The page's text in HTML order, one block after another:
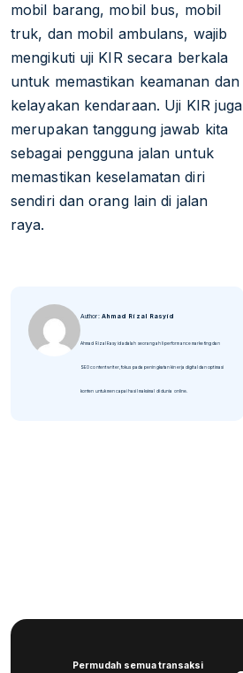
mobil barang, mobil bus, mobil
truk, dan mobil ambulans, wajib
mengikuti uji KIR secara berkala
untuk memastikan keamanan dan
kelayakan kendaraan. Uji KIR juga
merupakan tanggung jawab kita
sebagai pengguna jalan untuk
memastikan keselamatan diri
sendiri dan orang lain di jalan
raya.
Author: Ahmad Rizal Rasyid
Ahmad Rizal Rasyid adalah seorang ahli performance marketing dan
SEO content writer, fokus pada peningkatan kinerja digital dan optimasi
konten untuk mencapai hasil maksimal di dunia online.
Permudah semua transaksi